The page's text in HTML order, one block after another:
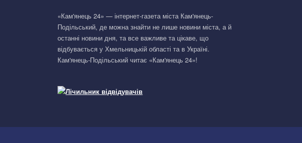
«Кам'янець 24» — інтернет-газета міста Кам'янець-
Подільський, де можна знайти не лише новини міста, а й
останні новини дня, та все важливе та цікаве, що
відбувається у Хмельницькій області та в Україні.
Кам'янець-Подільський читає «Кам'янець 24»!